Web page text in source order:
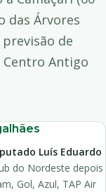
das Árvores
de
Antigo
Luís Eduardo
do Nordeste depois
Gol, Azul, TAP Air